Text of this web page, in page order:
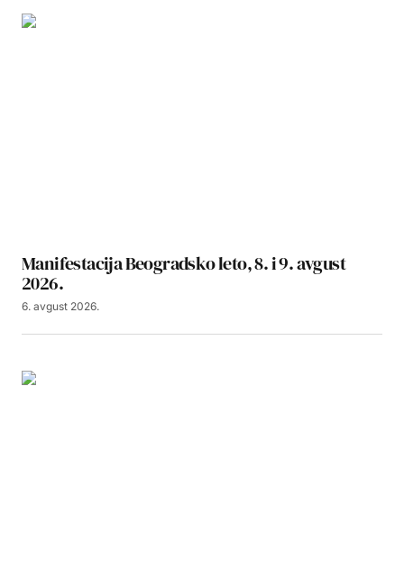
Manifestacija Beogradsko leto, 8. i 9. avgust
2026.
6. avgust 2026.